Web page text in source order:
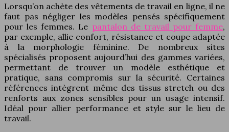
Lorsqu’on achète des vêtements de travail en ligne, il ne
faut pas négliger les modèles pensés spécifiquement
pour les femmes. Le pantalon de travail pour femme,
par exemple, allie confort, résistance et coupe adaptée
à la morphologie féminine. De nombreux sites
spécialisés proposent aujourd’hui des gammes variées,
permettant de trouver un modèle esthétique et
pratique, sans compromis sur la sécurité. Certaines
références intègrent même des tissus stretch ou des
renforts aux zones sensibles pour un usage intensif.
Idéal pour allier performance et style sur le lieu de
travail.